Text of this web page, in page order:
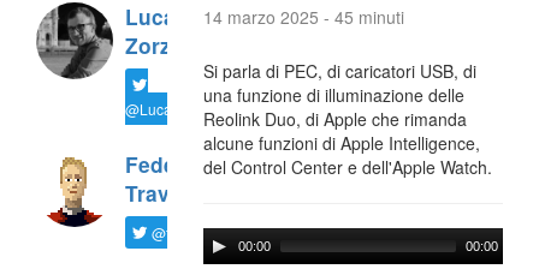
Luca
Zorzi
@LucaTNT
Federico
Travaini
@ftrava
14 marzo 2025 - 45 minuti
Si parla di PEC, di caricatori USB, di
una funzione di illuminazione delle
Reolink Duo, di Apple che rimanda
alcune funzioni di Apple Intelligence,
del Control Center e dell'Apple Watch.
00:00 00:00